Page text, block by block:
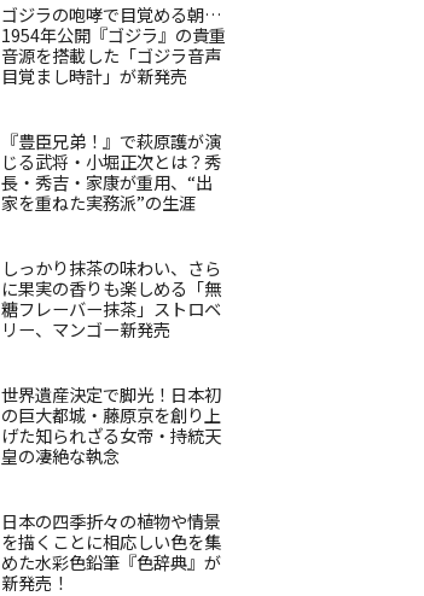
ゴジラの咆哮で目覚める朝…
1954年公開『ゴジラ』の貴重
音源を搭載した「ゴジラ音声
目覚まし時計」が新発売
『豊臣兄弟！』で萩原護が演
じる武将・小堀正次とは？秀
長・秀吉・家康が重用、“出
家を重ねた実務派”の生涯
しっかり抹茶の味わい、さら
に果実の香りも楽しめる「無
糖フレーバー抹茶」ストロベ
リー、マンゴー新発売
世界遺産決定で脚光！日本初
の巨大都城・藤原京を創り上
げた知られざる女帝・持統天
皇の凄絶な執念
日本の四季折々の植物や情景
を描くことに相応しい色を集
めた水彩色鉛筆『色辞典』が
新発売！